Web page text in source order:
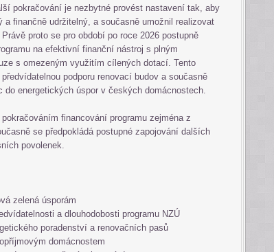
pokračování je nezbytné provést nastavení tak, aby
a finančně udržitelný, a současně umožnil realizovat
proto se pro období po roce 2026 postupně
na efektivní finanční nástroj s plným
s omezeným využitím cílených dotací. Tento
podporu renovací budov a současně
energetických úspor v českých domácnostech.
financování programu zejména z
se předpokládá postupné zapojování dalších
povolenek.
zelená úsporám
a dlouhodobosti programu NZÚ
poradenství a renovačních pasů
domácnostem